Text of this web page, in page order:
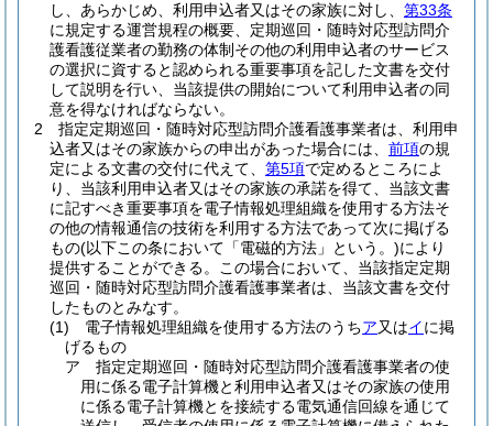
し、あらかじめ、利用申込者又はその家族に対し、 第33条
に規定する運営規程の概要、定期巡回・随時対応型訪問介
護看護従業者の勤務の体制その他の利用申込者のサービス
の選択に資すると認められる重要事項を記した文書を交付
して説明を行い、当該提供の開始について利用申込者の同
意を得なければならない。
2
指定定期巡回・随時対応型訪問介護看護事業者は、利用申
込者又はその家族からの申出があった場合には、 前項の規
定による文書の交付に代えて、 第5項で定めるところによ
り、当該利用申込者又はその家族の承諾を得て、当該文書
に記すべき重要事項を電子情報処理組織を使用する方法そ
の他の情報通信の技術を利用する方法であって次に掲げる
もの(以下この条において「電磁的方法」という。)により
提供することができる。
この場合において、当該指定定期
巡回・随時対応型訪問介護看護事業者は、当該文書を交付
したものとみなす。
(1)
電子情報処理組織を使用する方法のうちア又はイに掲
げるもの
ア
指定定期巡回・随時対応型訪問介護看護事業者の使
用に係る電子計算機と利用申込者又はその家族の使用
に係る電子計算機とを接続する電気通信回線を通じて